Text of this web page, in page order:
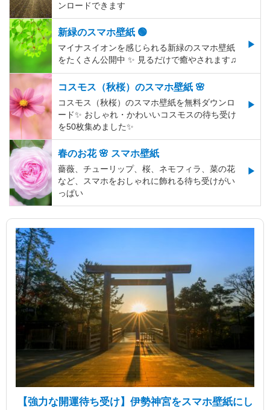
ンロードできます
新緑のスマホ壁紙 🟢
マイナスイオンを感じられる新緑のスマホ壁紙
をたくさん公開中 ✨ 見るだけで癒やされます♫
コスモス（秋桜）のスマホ壁紙 🌸
コスモス（秋桜）のスマホ壁紙を無料ダウンロ
ード✨️ おしゃれ・かわいいコスモスの待ち受け
を50枚集めました✨️
春のお花 🌸 スマホ壁紙
薔薇、チューリップ、桜、ネモフィラ、菜の花
など、スマホをおしゃれに飾れる待ち受けがい
っぱい
【強力な開運待ち受け】伊勢神宮をスマホ壁紙にし